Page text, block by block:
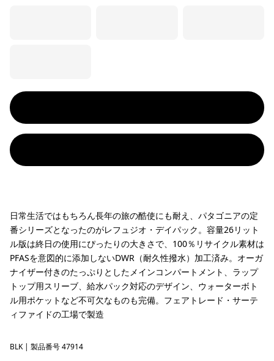
日常生活ではもちろん長年の旅の酷使にも耐え、パタゴニアの定
番シリーズとなったのがレフュジオ・デイパック。容量26リット
ル版は終日の使用にぴったりの大きさで、100％リサイクル素材は
PFASを意図的に添加しないDWR（耐久性撥水）加工済み。オーガ
ナイザー付きのたっぷりとしたメインコンパートメント、ラップ
トップ用スリーブ、給水パック対応のデザイン、ウォーターボト
ル用ポケットなど不可欠なものも完備。フェアトレード・サーテ
ィファイドの工場で製造
Black
BLK | 製品番号 47914